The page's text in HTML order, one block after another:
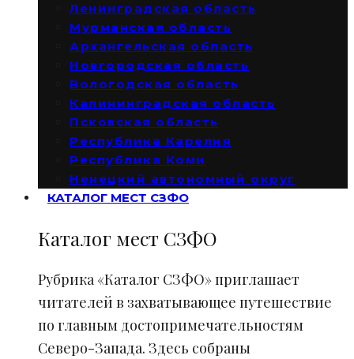
Ленинградская область
Мурманская область
Архангельская область
Новгородская область
Вологодская область
Калининградская область
Псковская область
Республика Карелия
Республика Коми
Ненецкий автономный округ
КАТАЛОГ МЕСТ СЗФО
Каталог мест СЗФО
Рубрика «Каталог СЗФО» приглашает
читателей в захватывающее путешествие
по главным достопримечательностям
Северо-Запада. Здесь собраны